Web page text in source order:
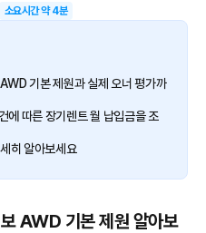
소요시간 약4분
기본 제원과 실제 오너 평가까
따른 장기렌트 월 납입금을 조
히 알아보세요
AWD 기본 제원 알아보